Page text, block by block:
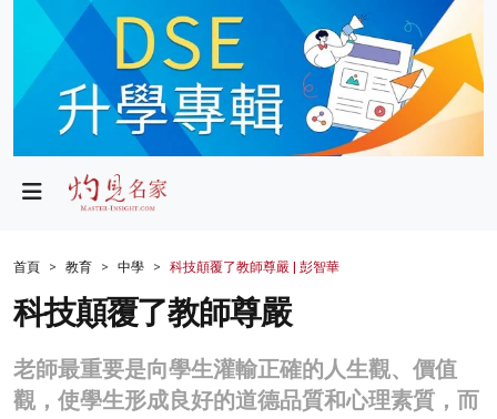
政局
財經
生活
商業
首頁 教育 中學 科技顛覆了教師尊嚴 | 彭智華
科技顛覆了教師尊嚴
老師最重要是向學生灌輸正確的人生觀、價值
觀，使學生形成良好的道德品質和心理素質，而